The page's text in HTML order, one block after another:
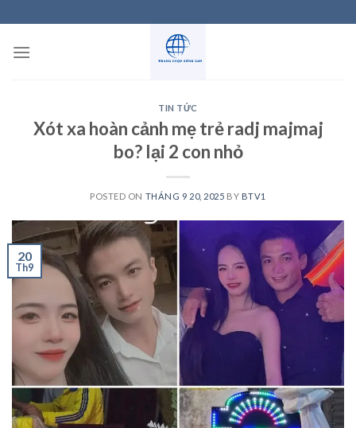
to
content
TIN TỨC
Xót xa hoàn cảnh mẹ trẻ radj majmaj
bo? lại 2 con nhỏ
POSTED ON THÁNG 9 20, 2025 BY BTV1
20
Th9